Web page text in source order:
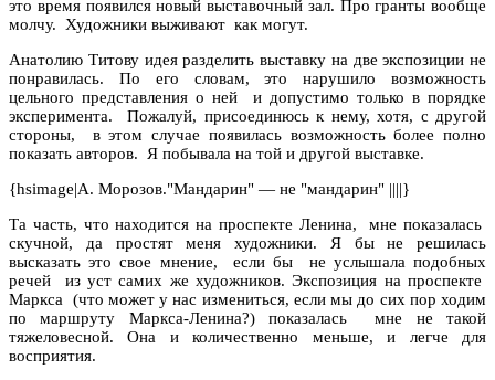
это время появился новый выставочный зал. Про гранты вообще
молчу.
Художники выживают как могут.
Анатолию Титову идея разделить выставку на две экспозиции не
понравилась. По его словам, это нарушило возможность
цельного представления о ней
и допустимо только в порядке
эксперимента.
Пожалуй, присоединюсь к нему, хотя, с другой
стороны,
в этом случае появилась возможность более полно
показать авторов.
Я побывала на той и другой выставке.
{hsimage|А. Морозов."Мандарин" — не "мандарин" ||||}
Та часть, что находится на проспекте Ленина,
мне показалась
скучной, да простят меня художники. Я бы не решилась
высказать это свое мнение,
если бы
не услышала подобных
речей
из уст самих же художников. Экспозиция на проспекте
Маркса (что может у нас измениться, если мы до сих пор ходим
по маршруту Маркса-Ленина?) показалась
мне не такой
тяжеловесной. Она и количественно меньше, и легче для
восприятия.